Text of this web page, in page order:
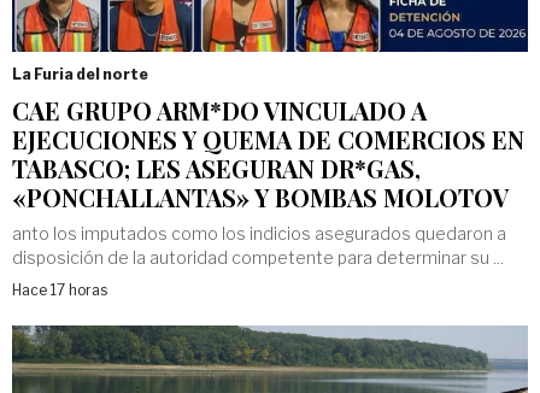
La Furia del norte
CAE GRUPO ARM*DO VINCULADO A
EJECUCIONES Y QUEMA DE COMERCIOS EN
TABASCO; LES ASEGURAN DR*GAS,
«PONCHALLANTAS» Y BOMBAS MOLOTOV
anto los imputados como los indicios asegurados quedaron a
disposición de la autoridad competente para determinar su ...
Hace 17 horas